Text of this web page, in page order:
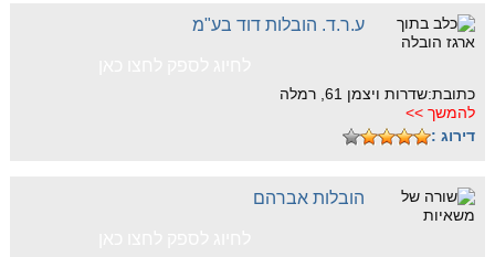
ע.ר.ד. הובלות דוד בע"מ
כתובת:שדרות ויצמן 61, רמלה
להמשך >>
דירוג :
הובלות אברהם